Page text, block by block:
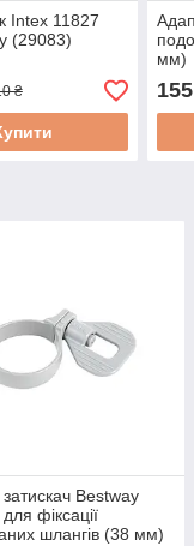
Intex 11827
(29083)
₴
мм)
155
Bestway
фіксації
шлангів (38 мм)